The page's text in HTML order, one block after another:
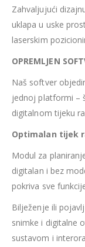
Zahvaljujući
uklapa u uske
laserskim
OPREMLJEN
Naš softver
jednoj platformi –
digitalnom tijeku
Optimalan tijek
Modul za
digitalan i bez
pokriva sve
Bilježenje ili
snimke i digitalne
sustavom i